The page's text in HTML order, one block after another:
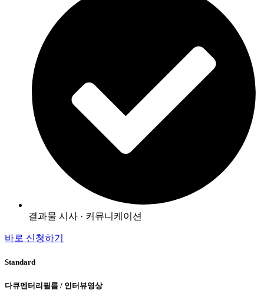
결과물 시사 · 커뮤니케이션
바로 신청하기
Standard
다큐멘터리필름 / 인터뷰영상